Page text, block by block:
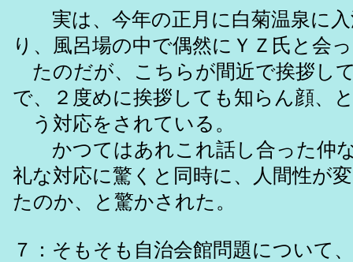
実は、今年の正月に白菊温泉に入
り、風呂場の中で偶然にＹＺ氏と会っ
たのだが、こちらが間近で挨拶し
で、２度めに挨拶しても知らん顔、
う対応をされている。
かつてはあれこれ話し合った仲
礼な対応に驚くと同時に、人間性が
たのか、と驚かされた。
７：そもそも自治会館問題について